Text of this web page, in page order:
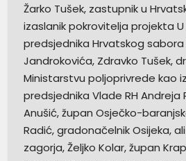
Žarko Tušek, zastupnik u
izaslanik pokrovitelja projekta
predsjednika Hrvatskog
Jandrokovića, Zdravko Tušek,
Ministarstvu poljoprivrede kao
predsjednika Vlade RH Andreja
Anušić, župan Osječko-
Radić, gradonačelnik Osijeka,
zagorja, Željko Kolar, župan